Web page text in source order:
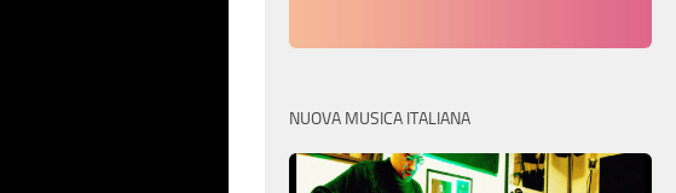
NUOVA MUSICA ITALIANA